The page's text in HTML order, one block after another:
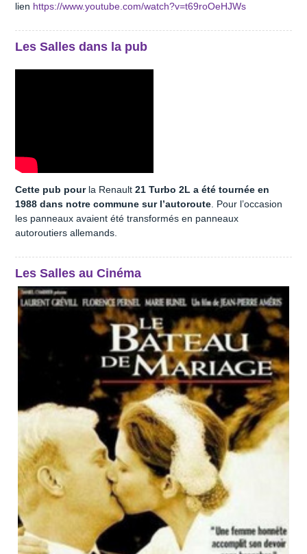
lien https://www.youtube.com/watch?v=t69roOeHJWs
Les Salles dans la pub
Cette pub pour la Renault 21 Turbo 2L a été tournée en
1988 dans notre commune sur l’autoroute . Pour l’occasion
les panneaux avaient été transformés en panneaux
autoroutiers allemands.
Les Salles au Cinéma